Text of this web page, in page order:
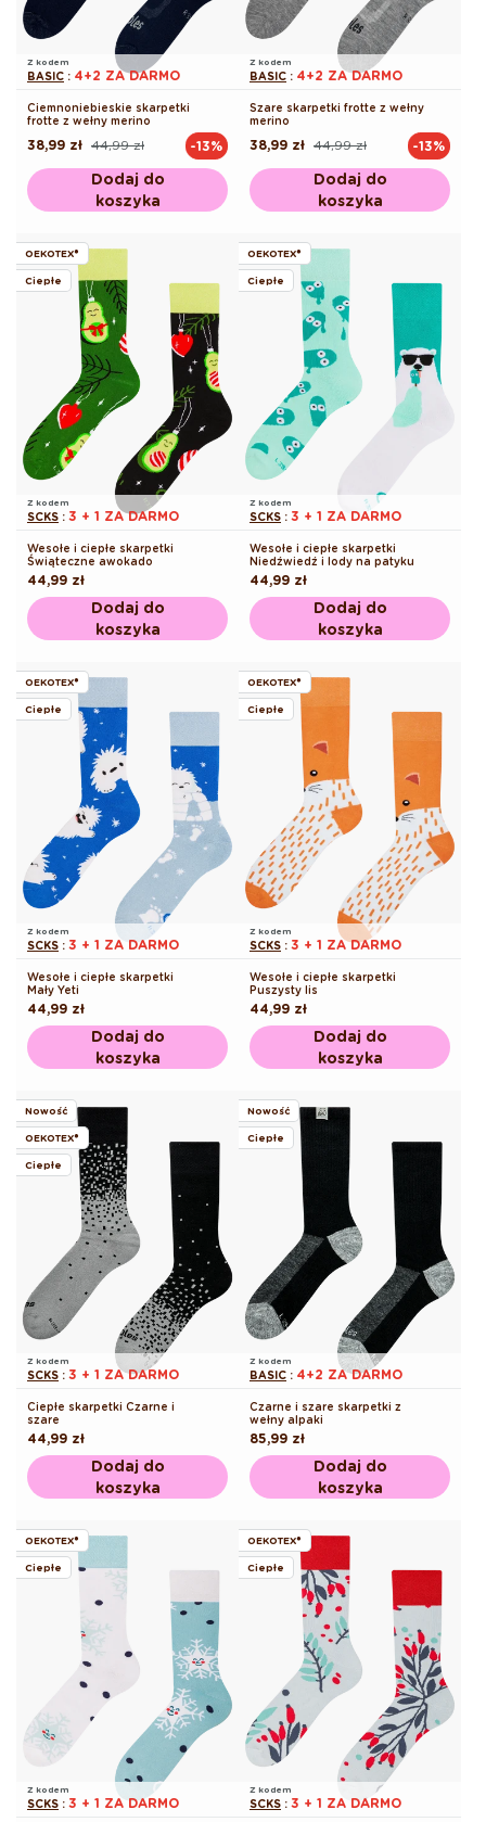
Z kodem
BASIC : 4+2 ZA DARMO
Ciemnoniebieskie skarpetki
frotte z wełny merino
Cena
44,99 zł
Cena
38,99 zł -13%
Dodaj do
koszyka
Z kodem
BASIC : 4+2 ZA DARMO
Szare skarpetki frotte z wełny
merino
Cena
44,99 zł
Cena
38,99 zł -13%
Dodaj do
koszyka
OEKOTEX®
Ciepłe
Z kodem
SCKS : 3 + 1 ZA DARMO
Wesołe i ciepłe skarpetki
Świąteczne awokado
Cena
regularna
44,99 zł
Dodaj do
koszyka
OEKOTEX®
Ciepłe
Z kodem
SCKS : 3 + 1 ZA DARMO
Wesołe i ciepłe skarpetki
Niedźwiedź i lody na patyku
Cena
regularna
44,99 zł
Dodaj do
koszyka
OEKOTEX®
Ciepłe
Z kodem
SCKS : 3 + 1 ZA DARMO
Wesołe i ciepłe skarpetki
Mały Yeti
Cena
regularna
44,99 zł
Dodaj do
koszyka
OEKOTEX®
Ciepłe
Z kodem
SCKS : 3 + 1 ZA DARMO
Wesołe i ciepłe skarpetki
Puszysty lis
Cena
regularna
44,99 zł
Dodaj do
koszyka
Nowość
OEKOTEX®
Ciepłe
Z kodem
SCKS : 3 + 1 ZA DARMO
Ciepłe skarpetki Czarne i
szare
Cena
regularna
44,99 zł
Dodaj do
koszyka
Nowość
Ciepłe
Z kodem
BASIC : 4+2 ZA DARMO
Czarne i szare skarpetki z
wełny alpaki
Cena
regularna
85,99 zł
Dodaj do
koszyka
OEKOTEX®
Ciepłe
Z kodem
SCKS : 3 + 1 ZA DARMO
OEKOTEX®
Ciepłe
Z kodem
SCKS : 3 + 1 ZA DARMO